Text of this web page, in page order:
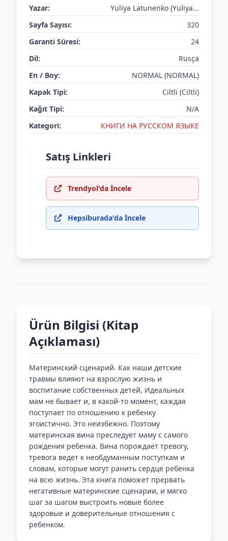
Yazar:
Yuliya Latunenko (Yuliya...
Sayfa Sayısı:
320
Garanti Süresi:
24
Dil:
Rusça
En / Boy:
NORMAL (NORMAL)
Kapak Tipi:
Ciltli (Ciltli)
Kağıt Tipi:
N/A
Kategori:
КНИГИ НА РУССКОМ ЯЗЫКЕ
Satış Linkleri
Trendyol'da İncele
Hepsiburada'da İncele
Ürün Bilgisi (Kitap
Açıklaması)
Материнский сценарий. Как наши детские
травмы влияют на взрослую жизнь и
воспитание собственных детей, Идеальных
мам не бывает и, в какой-то момент, каждая
поступает по отношению к ребенку
эгоистично. Это неизбежно. Поэтому
материнская вина преследует маму с самого
рождения ребенка. Вина порождает тревогу,
тревога ведет к необдуманным поступкам и
словам, которые могут ранить сердце ребенка
на всю жизнь. Эта книга поможет прервать
негативные материнские сценарии, и мягко
шаг за шагом выстроить новые более
здоровые и доверительные отношения с
ребенком.